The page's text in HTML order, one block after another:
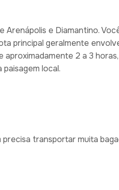
Arenápolis e Diamantino.
principal geralmente
2 a 3
local.
transportar muita